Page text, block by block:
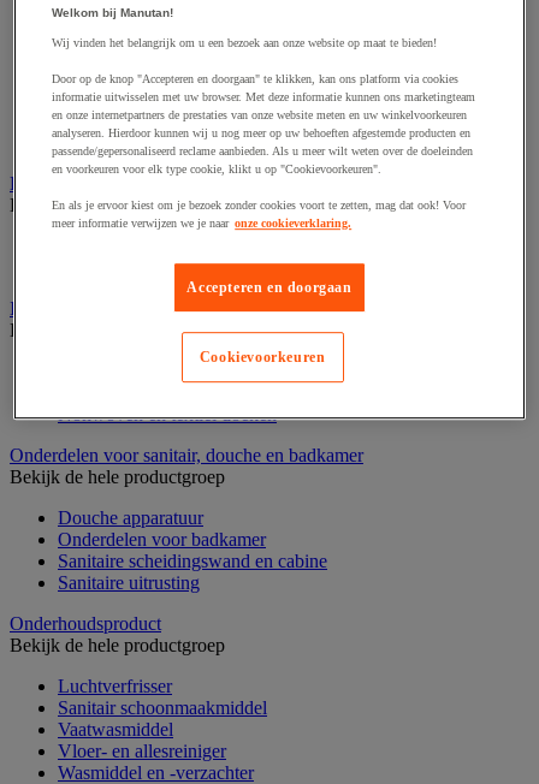
Afvalbak voor binnen en buiten
Afvalzak
Afvalzakhouder
Asbak en as/afvalbak
Big bag
Overslag container
Sorteerbak en buitencontainer
Handdoeken en handdoekdispenser
Bekijk de hele productgroep
Handdoekdispenser en toebehoren
Industrieel reinigen
Bekijk de hele productgroep
Nonwoven en textiel doeken
Onderdelen voor sanitair, douche en badkamer
Bekijk de hele productgroep
Douche apparatuur
Onderdelen voor badkamer
Sanitaire scheidingswand en cabine
Sanitaire uitrusting
Onderhoudsproduct
Bekijk de hele productgroep
Luchtverfrisser
Sanitair schoonmaakmiddel
Vaatwasmiddel
Vloer- en allesreiniger
Wasmiddel en -verzachter
Welkom bij Manutan!
Wij vinden het belangrijk om u een bezoek aan onze website op maat te bieden!
Door op de knop "Accepteren en doorgaan" te klikken, kan ons platform via cookies
informatie uitwisselen met uw browser. Met deze informatie kunnen ons marketingteam
en onze internetpartners de prestaties van onze website meten en uw winkelvoorkeuren
analyseren. Hierdoor kunnen wij u nog meer op uw behoeften afgestemde producten en
passende/gepersonaliseerd reclame aanbieden. Als u meer wilt weten over de doeleinden
en voorkeuren voor elk type cookie, klikt u op "Cookievoorkeuren".
En als je ervoor kiest om je bezoek zonder cookies voort te zetten, mag dat ook! Voor
meer informatie verwijzen we je naar onze cookieverklaring.
Accepteren en doorgaan
Cookievoorkeuren